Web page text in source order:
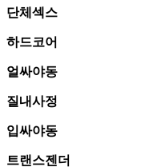
단체섹스
하드코어
얼싸야동
질내사정
입싸야동
트랜스젠더